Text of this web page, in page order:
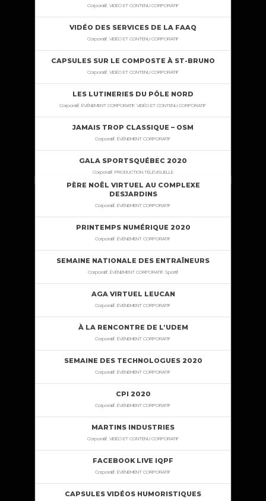
Corporatif, VIDÉO ET CONTENU CORPORATIF
VIDÉO DES SERVICES DE LA FAAQ
Corporatif, VIDÉO ET CONTENU CORPORATIF
CAPSULES SUR LE COMPOSTE À ST-BRUNO
Corporatif, VIDÉO ET CONTENU CORPORATIF
LES LUTINERIES DU PÔLE NORD
Corporatif, ÉVÉNEMENT CORPORATIF, VIDÉO ET CONTENU CORPORATIF
JAMAIS TROP CLASSIQUE – OSM
Corporatif, ÉVÉNEMENT CORPORATIF
GALA SPORTSQUÉBEC 2020
Corporatif, PRODUCTION TÉLÉVISUELLE
PÈRE NOËL VIRTUEL AU COMPLEXE
DESJARDINS
Corporatif, ÉVÉNEMENT CORPORATIF
PRINTEMPS NUMÉRIQUE 2020
Corporatif, ÉVÉNEMENT CORPORATIF
SEMAINE NATIONALE DES ENTRAÎNEURS
Corporatif, ÉVÉNEMENT CORPORATIF, Sportif
AGA VIRTUEL LEUCAN
Corporatif, ÉVÉNEMENT CORPORATIF
À LA RENCONTRE DE L’UDEM
Corporatif, ÉVÉNEMENT CORPORATIF
SEMAINE DES TECHNOLOGUES 2020
Corporatif, ÉVÉNEMENT CORPORATIF
CPI 2020
Corporatif, ÉVÉNEMENT CORPORATIF
MARTINS INDUSTRIES
Corporatif, VIDÉO ET CONTENU CORPORATIF
FACEBOOK LIVE IQPF
Corporatif, ÉVÉNEMENT CORPORATIF
CAPSULES VIDÉOS HUMORISTIQUES